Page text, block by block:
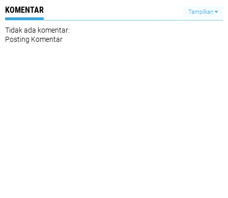
KOMENTAR Tampilkan
Tidak ada komentar:
Posting Komentar